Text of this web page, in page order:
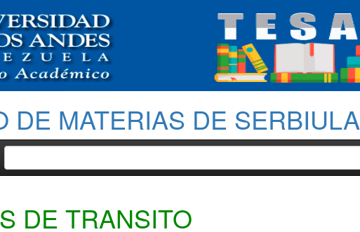
DE MATERIAS DE SERBIULA
DE TRANSITO